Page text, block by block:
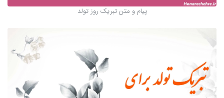
پیام و متن تبریک روز تولد